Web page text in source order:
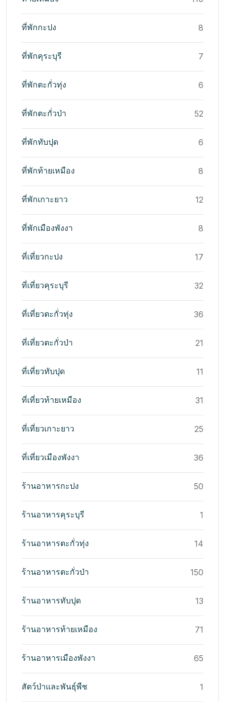
ที่พักกะปง 8
ที่พักคุระบุรี 7
ที่พักตะกั่วทุ่ง 6
ที่พักตะกั่วป่า 52
ที่พักทับปุด 6
ที่พักท้ายเหมือง 8
ที่พักเกาะยาว 12
ที่พักเมืองพังงา 8
ที่เที่ยวกะปง 17
ที่เที่ยวคุระบุรี 32
ที่เที่ยวตะกั่วทุ่ง 36
ที่เที่ยวตะกั่วป่า 21
ที่เที่ยวทับปุด 11
ที่เที่ยวท้ายเหมือง 31
ที่เที่ยวเกาะยาว 25
ที่เที่ยวเมืองพังงา 36
ร้านอาหารกะปง 50
ร้านอาหารคุระบุรี 1
ร้านอาหารตะกั่วทุ่ง 14
ร้านอาหารตะกั่วป่า 150
ร้านอาหารทับปุด 13
ร้านอาหารท้ายเหมือง 71
ร้านอาหารเมืองพังงา 65
สัตว์ป่าและพันธุ์พืช 1